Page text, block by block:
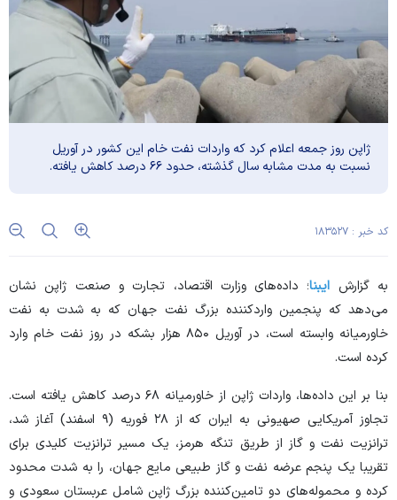
ژاپن روز جمعه اعلام کرد که واردات نفت خام این کشور در آوریل
نسبت به مدت مشابه سال گذشته، حدود ۶۶ درصد کاهش یافته.
کد خبر : ۱۸۳۵۲۷
به گزارش ایبنا؛ داده‌های وزارت اقتصاد، تجارت و صنعت ژاپن نشان
می‌دهد که پنجمین واردکننده بزرگ نفت جهان که به شدت به نفت
خاورمیانه وابسته است، در آوریل ۸۵۰ هزار بشکه در روز نفت خام وارد
کرده است.
بنا بر این داده‌ها، واردات ژاپن از خاورمیانه ۶۸ درصد کاهش یافته است.
تجاوز آمریکایی صهیونی به ایران که از ۲۸ فوریه (۹ اسفند) آغاز شد،
ترانزیت نفت و گاز از طریق تنگه هرمز، یک مسیر ترانزیت کلیدی برای
تقریبا یک پنجم عرضه نفت و گاز طبیعی مایع جهان، را به شدت محدود
کرده و محموله‌های دو تامین‌کننده بزرگ ژاپن شامل عربستان سعودی و